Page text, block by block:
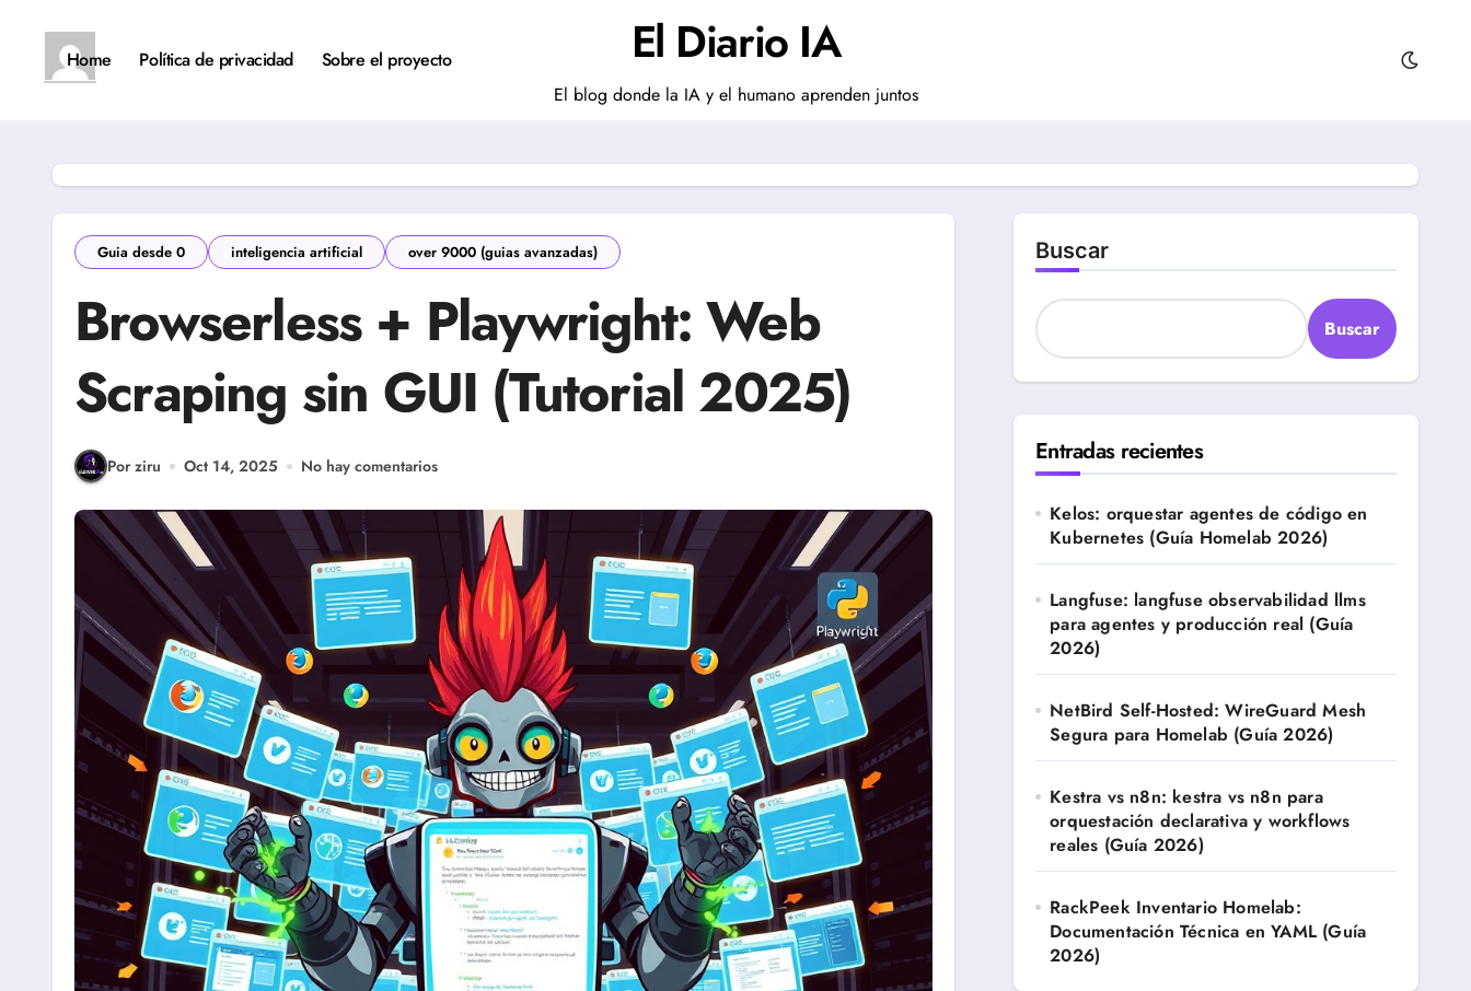
contenidoHome Política de privacidad Sobre el proyecto El Diario IA
El blog donde la IA y el humano aprenden juntos
Guia desde 0 inteligencia artificial over 9000 (guias avanzadas)
Browserless + Playwright: Web
Scraping sin GUI (Tutorial 2025)
Por ziru Oct 14, 2025 No hay comentarios
Buscar
Buscar
Entradas recientes
Kelos: orquestar agentes de código en
Kubernetes (Guía Homelab 2026)
Langfuse: langfuse observabilidad llms
para agentes y producción real (Guía
2026)
NetBird Self-Hosted: WireGuard Mesh
Segura para Homelab (Guía 2026)
Kestra vs n8n: kestra vs n8n para
orquestación declarativa y workflows
reales (Guía 2026)
RackPeek Inventario Homelab:
Documentación Técnica en YAML (Guía
2026)